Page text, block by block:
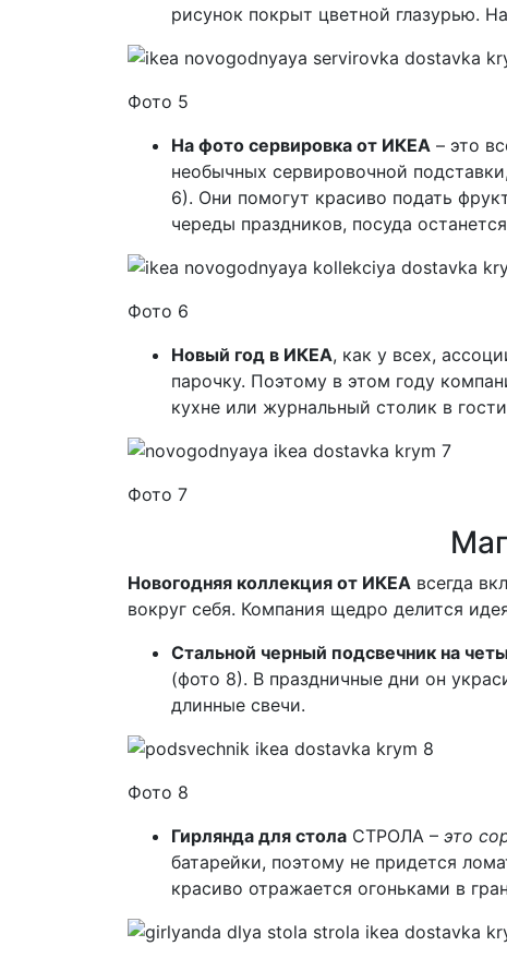
рисунок покрыт цветной глазурью.
Фото 5
На фото сервировка от ИКЕА – это
необычных сервировочной
6). Они помогут красиво подать
череды праздников, посуда
Фото 6
Новый год в ИКЕА, как у всех,
парочку. Поэтому в этом году
кухне или журнальный столик в
Фото 7
Новогодняя коллекция от ИКЕА всегда
вокруг себя. Компания щедро делится
Стальной черный подсвечник на
(фото 8). В праздничные дни он
длинные свечи.
Фото 8
Гирлянда для стола СТРОЛА – это
батарейки, поэтому не придется
красиво отражается огоньками в